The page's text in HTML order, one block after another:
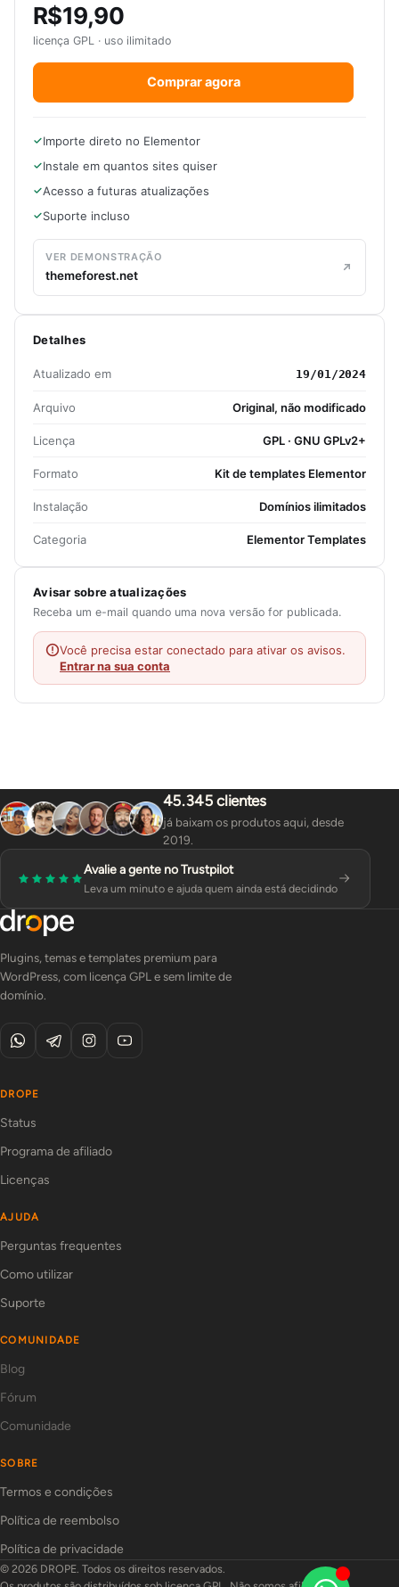
R$19,90
licença GPL · uso ilimitado
Comprar agora
Importe direto no Elementor
Instale em quantos sites quiser
Acesso a futuras atualizações
Suporte incluso
VER DEMONSTRAÇÃO
themeforest.net
Detalhes
Atualizado em 19/01/2024
Arquivo Original, não modificado
Licença GPL · GNU GPLv2+
Formato Kit de templates Elementor
Instalação Domínios ilimitados
Categoria Elementor Templates
Avisar sobre atualizações
Receba um e-mail quando uma nova versão for publicada.
Você precisa estar conectado para ativar os avisos.
Entrar na sua conta
45.345 clientes
já baixam os produtos aqui, desde
2019.
Avalie a gente no Trustpilot
Leva um minuto e ajuda quem ainda está decidindo
Plugins, temas e templates premium para
WordPress, com licença GPL e sem limite de
domínio.
DROPE
Status
Programa de afiliado
Licenças
AJUDA
Perguntas frequentes
Como utilizar
Suporte
COMUNIDADE
Blog
Fórum
Comunidade
SOBRE
Termos e condições
Política de reembolso
Política de privacidade
© 2026 DROPE. Todos os direitos reservados.